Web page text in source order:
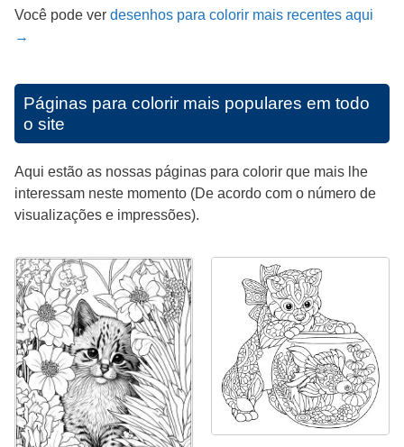
Você pode ver desenhos para colorir mais recentes aqui
→
Páginas para colorir mais populares em todo
o site
Aqui estão as nossas páginas para colorir que mais lhe
interessam neste momento (De acordo com o número de
visualizações e impressões).